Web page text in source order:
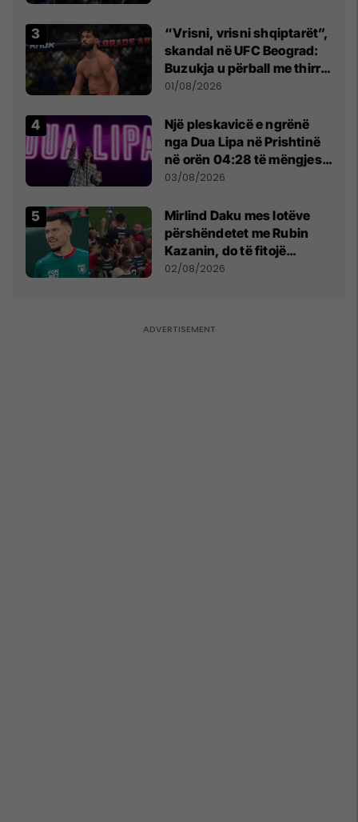
“Vrisni, vrisni shqiptarët”,
skandal në UFC Beograd:
Buzukja u përball me thirrje
anti-shqiptare nga
01/08/2026
Një pleskavicë e ngrënë
nga Dua Lipa në Prishtinë
në orën 04:28 të mëngjesit
- dhe bota digjitale serbe
03/08/2026
Mirlind Daku mes lotëve
përshëndetet me Rubin
Kazanin, do të fitojë
miliona te Spartak Moska
02/08/2026